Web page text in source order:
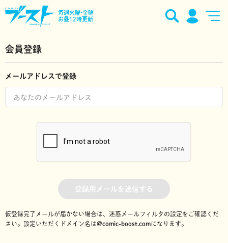
毎週火曜•金曜
お昼12時更新
会員登録
メールアドレスで登録
登録用メールを送信する
仮登録完了メールが届かない場合は、迷惑メールフィルタの設定をご確認くだ
さい。 設定いただくドメイン名は@comic-boost.comになります。